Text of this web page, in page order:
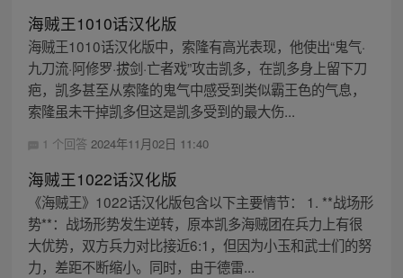
海贼王1010话汉化版
海贼王1010话汉化版中，索隆有高光表现，他使出“鬼气·
九刀流·阿修罗·拔剑·亡者戏”攻击凯多，在凯多身上留下刀
疤，凯多甚至从索隆的鬼气中感受到类似霸王色的气息，
索隆虽未干掉凯多但这是凯多受到的最大伤...
1 个回答 2024年11月02日 11:40
海贼王1022话汉化版
《海贼王》1022话汉化版包含以下主要情节： 1. **战场形
势**：战场形势发生逆转，原本凯多海贼团在兵力上有很
大优势，双方兵力对比接近6:1，但因为小玉和武士们的努
力，差距不断缩小。同时，由于德雷...